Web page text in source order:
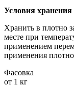
Условия хранения
Хранить в плотно
месте при
применением
применения
Фасовка
от 1 кг